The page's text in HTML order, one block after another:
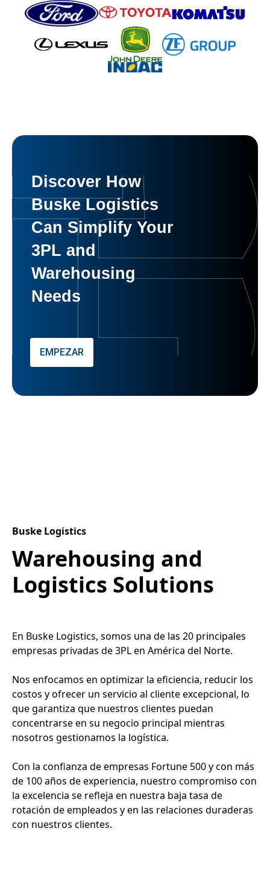
Discover How
Buske Logistics
Can Simplify Your
3PL and
Warehousing
Needs
EMPEZAR
Buske Logistics
Warehousing and
Logistics Solutions
En Buske Logistics, somos una de las 20 principales
empresas privadas de 3PL en América del Norte.
Nos enfocamos en optimizar la eficiencia, reducir los
costos y ofrecer un servicio al cliente excepcional, lo
que garantiza que nuestros clientes puedan
concentrarse en su negocio principal mientras
nosotros gestionamos la logística.
Con la confianza de empresas Fortune 500 y con más
de 100 años de experiencia, nuestro compromiso con
la excelencia se refleja en nuestra baja tasa de
rotación de empleados y en las relaciones duraderas
con nuestros clientes.